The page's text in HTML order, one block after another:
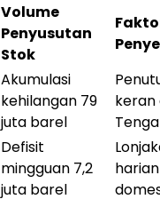
Volume
Penyusutan
Stok
Akumulasi
kehilangan 79
juta barel
keran
Defisit
mingguan 7,2
juta barel